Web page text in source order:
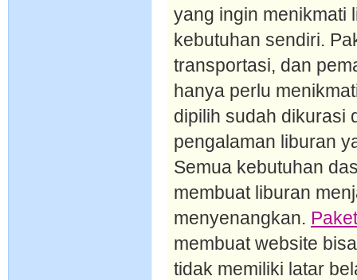
yang ingin menikmati
kebutuhan sendiri.
transportasi, dan
hanya perlu
dipilih sudah dikurasi
pengalaman liburan
Semua kebutuhan
membuat liburan
menyenangkan.
membuat website
tidak memiliki latar